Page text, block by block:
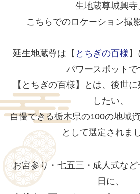
生地蔵尊城興寺
こちらでのロケーション撮
延生地蔵尊は【 とちぎの百様
パワースポットで
【とちぎの百様】とは、後世
したい、
自慢できる栃木県の100の地域
として選定されま
お宮参り・七五三・成人式な
日に、